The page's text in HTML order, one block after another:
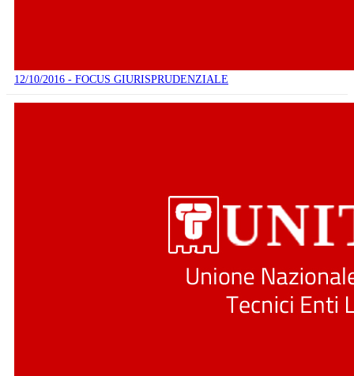
12/10/2016 - FOCUS GIURISPRUDENZIALE